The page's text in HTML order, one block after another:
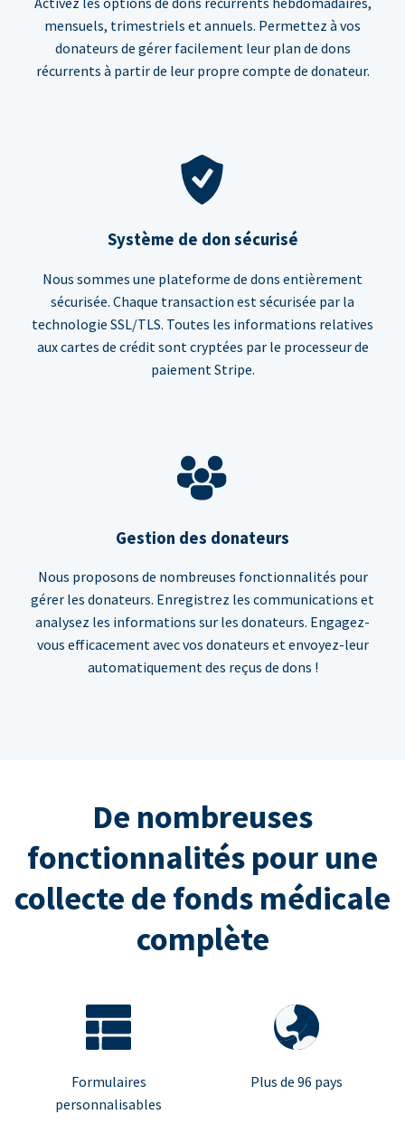
mensuels, trimestriels et annuels. Permettez à vos
donateurs de gérer facilement leur plan de dons
récurrents à partir de leur propre compte de donateur.
Système de don sécurisé
Nous sommes une plateforme de dons entièrement
sécurisée. Chaque transaction est sécurisée par la
technologie SSL/TLS. Toutes les informations relatives
aux cartes de crédit sont cryptées par le processeur de
paiement Stripe.
Gestion des donateurs
Nous proposons de nombreuses fonctionnalités pour
gérer les donateurs. Enregistrez les communications et
analysez les informations sur les donateurs. Engagez-
vous efficacement avec vos donateurs et envoyez-leur
automatiquement des reçus de dons !
De nombreuses
fonctionnalités pour une
collecte de fonds médicale
complète
Formulaires
personnalisables
Plus de 96 pays